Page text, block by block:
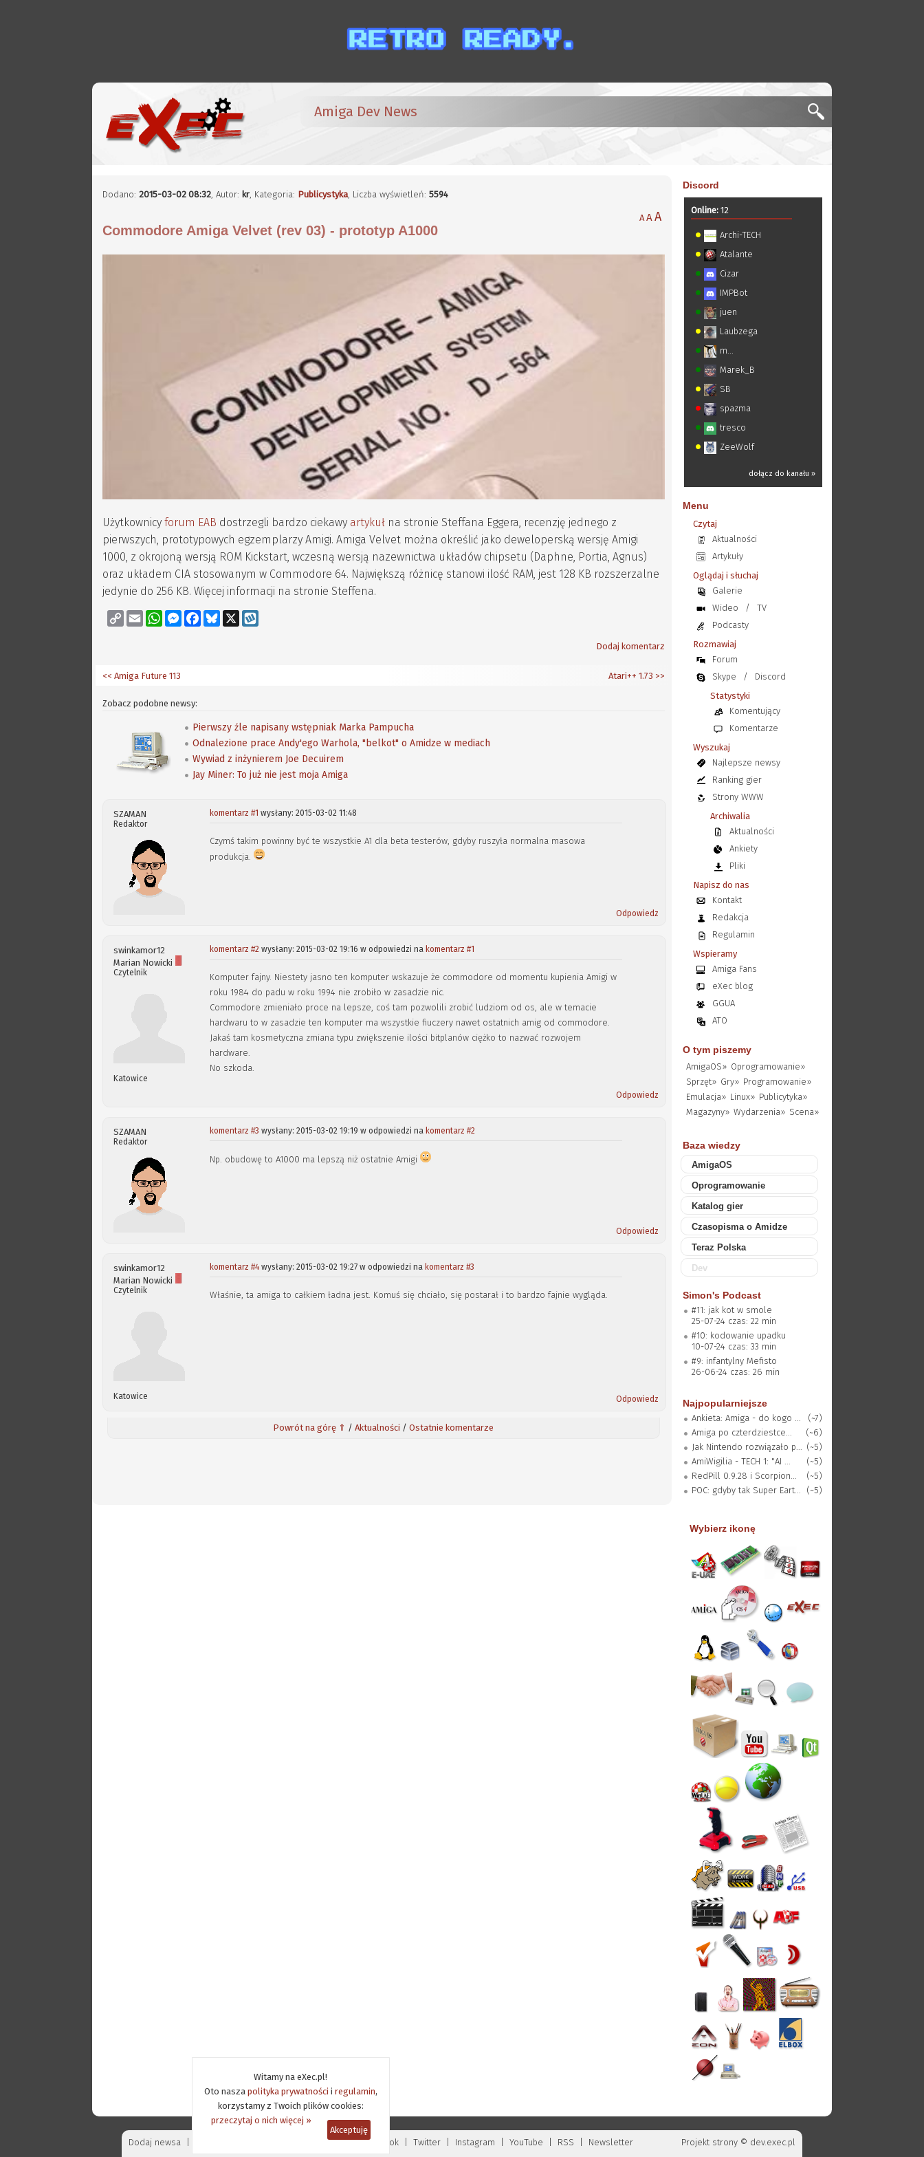
Witamy na eXec.pl!
Oto nasza polityka prywatności i regulamin,
korzystamy z Twoich plików cookies:
przeczytaj o nich więcej »
Akceptuję
Amiga Dev News
Dodano:2015-03-02 08:32,Autor: kr, Kategoria: Publicystyka, Liczba wyświetleń:5594
A AA
Commodore Amiga Velvet (rev 03) - prototyp A1000
Użytkownicyforum EAB dostrzegli bardzo ciekawy artykuł na stronie Steffana Eggera, recenzję jednego z
pierwszych, prototypowych egzemplarzy Amigi. Amiga Velvet można określić jako deweloperską wersję Amigi
1000, z okrojoną wersją ROM Kickstart, wczesną wersją nazewnictwa układów chipsetu (Daphne, Portia, Agnus)
oraz układem CIA stosowanym w Commodore 64. Największą różnicę stanowi ilość RAM, jest 128 KB rozszerzalne
jedynie do 256 KB. Więcej informacji na stronie Steffena.
Copy
Link
Email WhatsAppMessenger
FacebookBluesky
X
Dodaj komentarz
Atari++ 1.73 >>
<< Amiga Future 113
Zobacz podobne newsy:
Pierwszy źle napisany wstępniak Marka Pampucha
Odnalezione prace Andy'ego Warhola, "belkot" o Amidze w mediach
Wywiad z inżynierem Joe Decuirem
Jay Miner: To już nie jest moja Amiga
SZAMAN
Redaktor
komentarz #1 wysłany: 2015-03-02 11:48
Czymś takim powinny być te wszystkie A1 dla beta testerów, gdyby ruszyła normalna masowa
produkcja.
Odpowiedz
swinkamor12
Marian Nowicki
Czytelnik
Katowice
komentarz #2 wysłany: 2015-03-02 19:16 w odpowiedzi na komentarz #1
Komputer fajny. Niestety jasno ten komputer wskazuje że commodore od momentu kupienia Amigi w
roku 1984 do padu w roku 1994 nie zrobiło w zasadzie nic.
Commodore zmieniało proce na lepsze, coś tam pozwolili zrobić ludziom od os, ale w temacie
hardwaru to w zasadzie ten komputer ma wszystkie fiuczery nawet ostatnich amig od commodore.
Jakaś tam kosmetyczna zmiana typu zwiększenie ilości bitplanów ciężko to nazwać rozwojem
hardware.
No szkoda.
Odpowiedz
SZAMAN
Redaktor
komentarz #3 wysłany: 2015-03-02 19:19 w odpowiedzi na komentarz #2
Np. obudowę to A1000 ma lepszą niż ostatnie Amigi
Odpowiedz
swinkamor12
Marian Nowicki
Czytelnik
Katowice
komentarz #4 wysłany: 2015-03-02 19:27 w odpowiedzi na komentarz #3
Właśnie, ta amiga to całkiem ładna jest. Komuś się chciało, się postarał i to bardzo fajnie wygląda.
Odpowiedz
Powrót na górę ⇑ /Aktualności /Ostatnie komentarze
Discord
Online:12
Archi-TECH
Atalante
Cizar
IMPBot
juen
Laubzega
m...
Marek_B
SB
spazma
tresco
ZeeWolf
dołącz do kanału »
Menu
Czytaj
Aktualności
Artykuły
Oglądaj i słuchaj
Galerie
Wideo
/
TV
Podcasty
Rozmawiaj
Forum
Skype
/
Discord
Statystyki
Komentujący
Komentarze
Wyszukaj
Najlepsze newsy
Ranking gier
Strony WWW
Archiwalia
Aktualności
Ankiety
Pliki
Napisz do nas
Kontakt
Redakcja
Regulamin
Wspieramy
Amiga Fans
eXec blog
GGUA
ATO
O tym piszemy
AmigaOS» Oprogramowanie»
Sprzęt» Gry» Programowanie»
Emulacja» Linux» Publicytyka»
Magazyny» Wydarzenia» Scena»
Baza wiedzy
AmigaOS
Oprogramowanie
Katalog gier
Czasopisma o Amidze
Teraz Polska
Dev
Simon's Podcast
#11: jak kot w smole
25-07-24 czas: 22 min
#10: kodowanie upadku
10-07-24 czas: 33 min
#9: infantylny Mefisto
26-06-24 czas: 26 min
Najpopularniejsze
Ankieta: Amiga - do kogo ...
(~7)
Amiga po czterdziestce...
(~6)
Jak Nintendo rozwiązało p... (~5)
AmiWigilia - TECH 1: "AI ...
(~5)
RedPill 0.9.28 i Scorpion...
(~5)
POC: gdyby tak Super Eart...
(~5)
Wybierz ikonę
Dodaj newsa Prywatność| Facebook Twitter Instagram YouTube RSS Newsletter Projekt strony © dev.exec.pl